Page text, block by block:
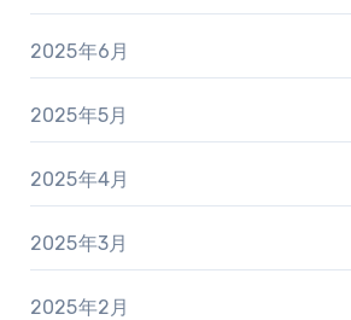
2025年6月
2025年5月
2025年4月
2025年3月
2025年2月